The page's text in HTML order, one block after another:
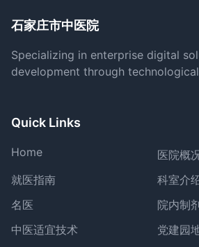
石家庄市中医院
Specializing in enterprise digital
development through
Quick Links
Home
医院概
就医指南
科室介
名医
院内制
中医适宜技术
党建园